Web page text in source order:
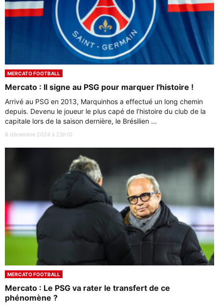
MERCATO FOOTBALL
Mercato : Il signe au PSG pour marquer l'histoire !
Arrivé au PSG en 2013, Marquinhos a effectué un long chemin
depuis. Devenu le joueur le plus capé de l’histoire du club de la
capitale lors de la saison dernière, le Brésilien ...
8 décembre 2024 à 23h10
MERCATO FOOTBALL
Mercato : Le PSG va rater le transfert de ce
phénomène ?